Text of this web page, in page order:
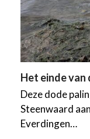
Het einde van
Deze dode
Steenwaard
Everdingen…